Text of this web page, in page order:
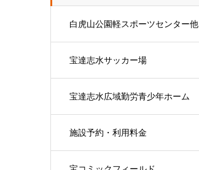
野球場、他
白虎山公園軽スポーツセンター他
宝達志水サッカー場
宝達志水広域勤労青少年ホーム
施設予約・利用料金